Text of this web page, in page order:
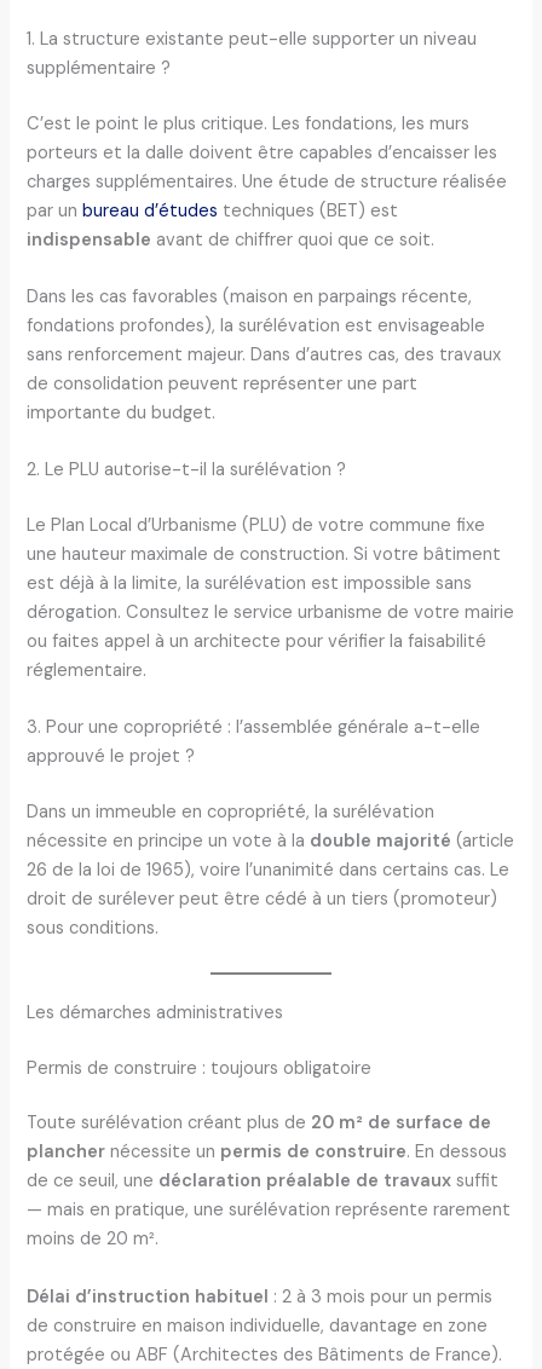
1. La structure existante peut-elle supporter un niveau
supplémentaire ?
C’est le point le plus critique. Les fondations, les murs
porteurs et la dalle doivent être capables d’encaisser les
charges supplémentaires. Une étude de structure réalisée
par unbureau d’études techniques (BET) est
indispensable avant de chiffrer quoi que ce soit.
Dans les cas favorables (maison en parpaings récente,
fondations profondes), la surélévation est envisageable
sans renforcement majeur. Dans d’autres cas, des travaux
de consolidation peuvent représenter une part
importante du budget.
2. Le PLU autorise-t-il la surélévation ?
Le Plan Local d’Urbanisme (PLU) de votre commune fixe
une hauteur maximale de construction. Si votre bâtiment
est déjà à la limite, la surélévation est impossible sans
dérogation. Consultez le service urbanisme de votre mairie
ou faites appel à un architecte pour vérifier la faisabilité
réglementaire.
3. Pour une copropriété : l’assemblée générale a-t-elle
approuvé le projet ?
Dans un immeuble en copropriété, la surélévation
nécessite en principe un vote à la double majorité (article
26 de la loi de 1965), voire l’unanimité dans certains cas. Le
droit de surélever peut être cédé à un tiers (promoteur)
sous conditions.
Les démarches administratives
Permis de construire : toujours obligatoire
Toute surélévation créant plus de 20 m² de surface de
plancher nécessite un permis de construire. En dessous
de ce seuil, une déclaration préalable de travaux suffit
— mais en pratique, une surélévation représente rarement
moins de 20 m².
Délai d’instruction habituel : 2 à 3 mois pour un permis
de construire en maison individuelle, davantage en zone
protégée ou ABF (Architectes des Bâtiments de France).